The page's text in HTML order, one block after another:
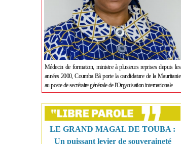
Médecin de formation, ministre à plusieurs reprises depuis les
années 2000, Coumba Bâ porte la candidature de la Mauritanie
au poste de secrétaire générale de l'Organisation internationale
LE GRAND MAGAL DE TOUBA :
Un puissant levier de souveraineté